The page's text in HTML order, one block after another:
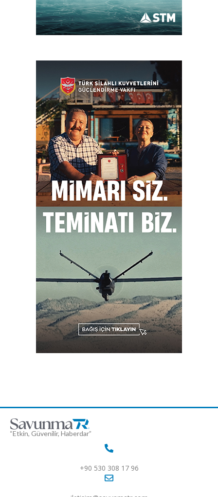
“Etkin, Güvenilir, Haberdar”
+90 530 308 17 96